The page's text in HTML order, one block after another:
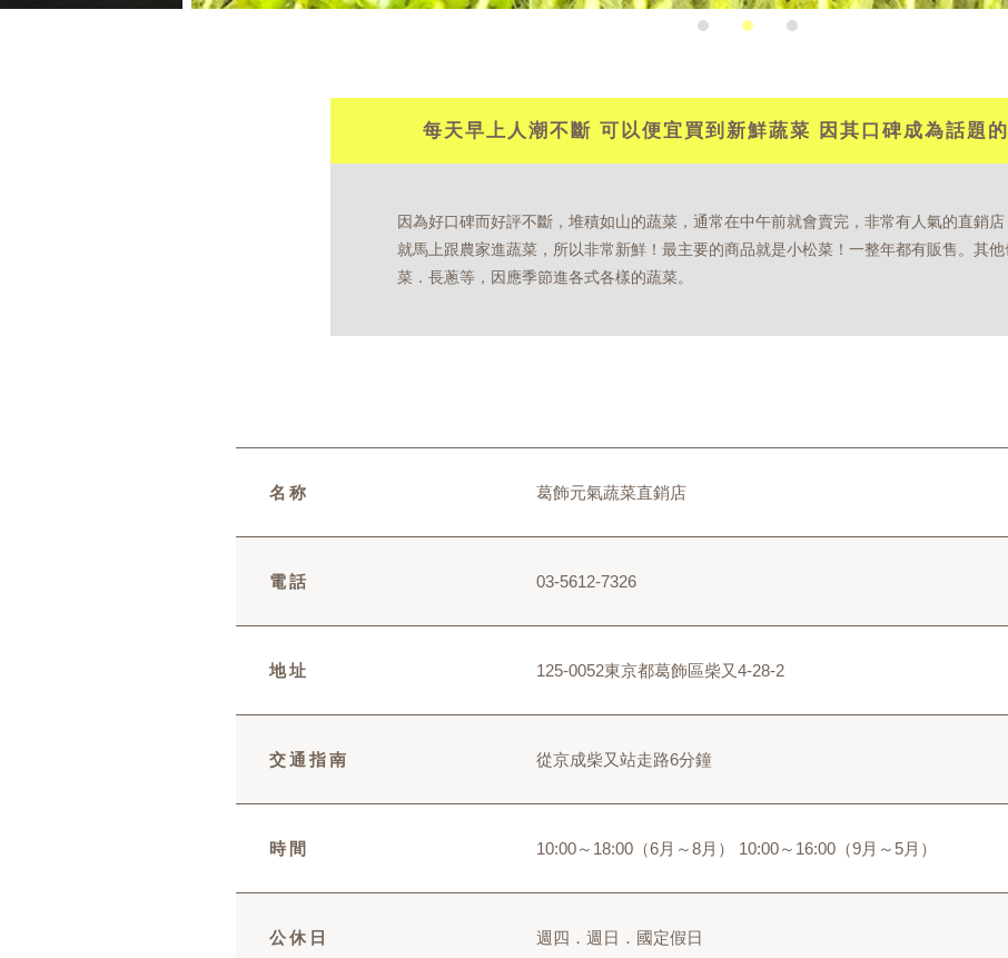
每天早上人潮不斷 可以便宜買到新鮮蔬菜 因其口碑成為話題
因為好口碑而好評不斷，堆積如山的蔬菜，通常在中午前就會賣完，非常有人氣的直銷
就馬上跟農家進蔬菜，所以非常新鮮！最主要的商品就是小松菜！一整年都有販售。其
菜．長蔥等，因應季節進各式各樣的蔬菜。
名称 葛飾元氣蔬菜直銷店
電話 03-5612-7326
地址 125-0052東京都葛飾區柴又4-28-2
交通指南 從京成柴又站走路6分鐘
時間 10:00～18:00（6月～8月） 10:00～16:00（9月～5月）
公休日 週四．週日．國定假日